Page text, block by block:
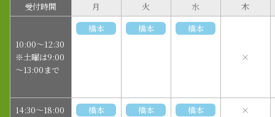
受付時間 月 火 水 木
10:00～12:30
※土曜は9:00
～13:00まで
橋本 橋本 橋本
×
14:30～18:00 橋本 橋本 橋本 ×